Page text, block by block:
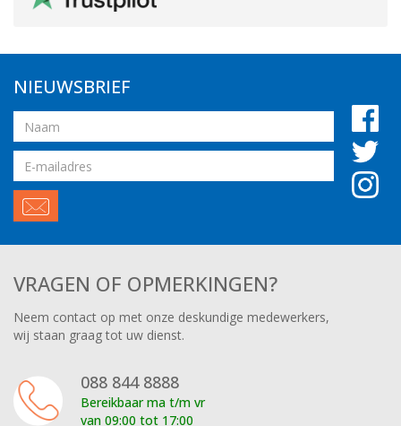
NIEUWSBRIEF
Naam
Email
adres
VRAGEN OF OPMERKINGEN?
Neem contact op met onze deskundige medewerkers,
wij staan graag tot uw dienst.
088 844 8888
Bereikbaar ma t/m vr
van 09:00 tot 17:00